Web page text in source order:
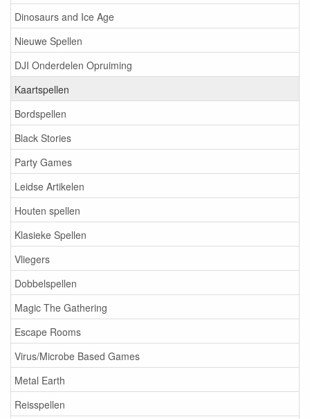
Dinosaurs and Ice Age
Nieuwe Spellen
DJI Onderdelen Opruiming
Kaartspellen
Bordspellen
Black Stories
Party Games
Leidse Artikelen
Houten spellen
Klasieke Spellen
Vliegers
Dobbelspellen
Magic The Gathering
Escape Rooms
Virus/Microbe Based Games
Metal Earth
Reisspellen